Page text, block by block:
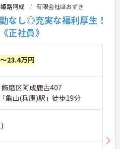
路阿成 有限会社ほおずき
なし◎充実な福利厚生！
正社員》
23.4万円
磨区阿成鹿古407
亀山(兵庫)駅」徒歩19分